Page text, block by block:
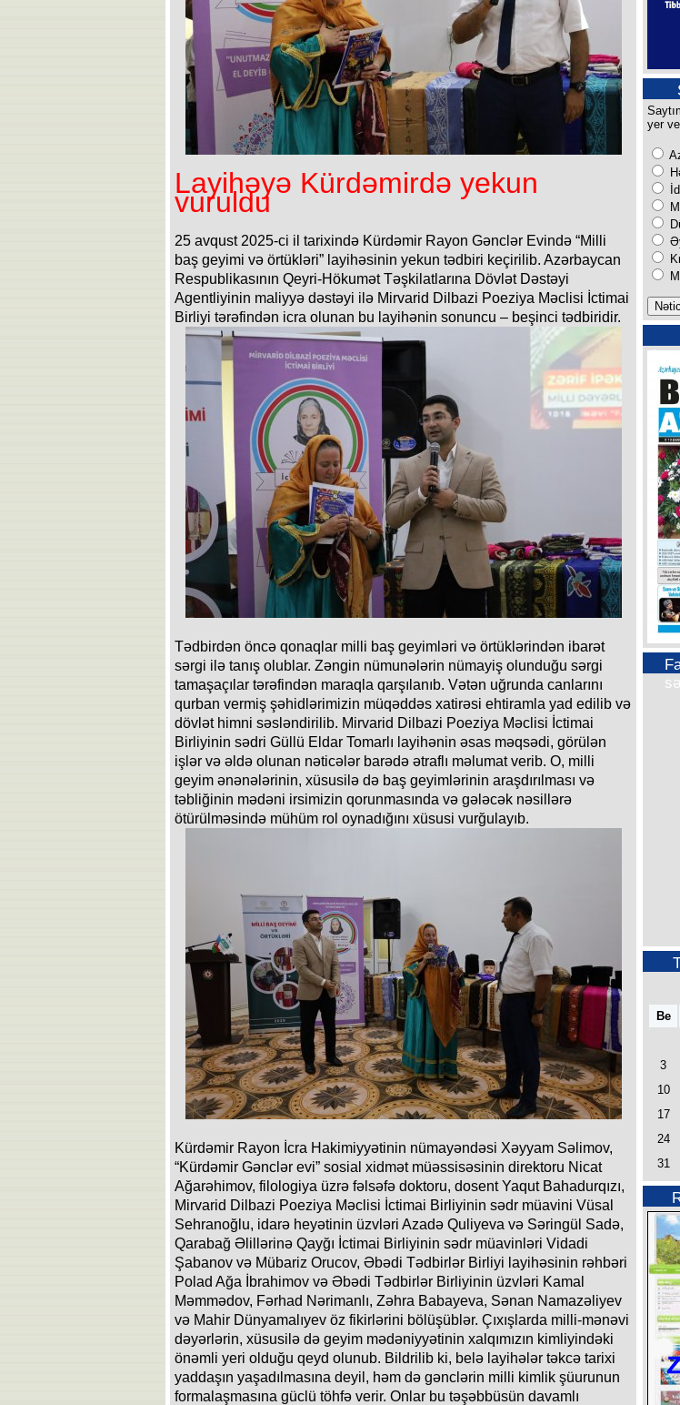
Layihəyə Kürdəmirdə yekun
vuruldu
25 avqust 2025-ci il tarixində Kürdəmir Rayon Gənclər Evində “Milli
baş geyimi və örtükləri” layihəsinin yekun tədbiri keçirilib. Azərbaycan
Respublikasının Qeyri-Hökumət Təşkilatlarına Dövlət Dəstəyi
Agentliyinin maliyyə dəstəyi ilə Mirvarid Dilbazi Poeziya Məclisi İctimai
Birliyi tərəfindən icra olunan bu layihənin sonuncu – beşinci tədbiridir.
Tədbirdən öncə qonaqlar milli baş geyimləri və örtüklərindən ibarət
sərgi ilə tanış olublar. Zəngin nümunələrin nümayiş olunduğu sərgi
tamaşaçılar tərəfindən maraqla qarşılanıb. Vətən uğrunda canlarını
qurban vermiş şəhidlərimizin müqəddəs xatirəsi ehtiramla yad edilib və
dövlət himni səsləndirilib. Mirvarid Dilbazi Poeziya Məclisi İctimai
Birliyinin sədri Güllü Eldar Tomarlı layihənin əsas məqsədi, görülən
işlər və əldə olunan nəticələr barədə ətraflı məlumat verib. O, milli
geyim ənənələrinin, xüsusilə də baş geyimlərinin araşdırılması və
təbliğinin mədəni irsimizin qorunmasında və gələcək nəsillərə
ötürülməsində mühüm rol oynadığını xüsusi vurğulayıb.
Kürdəmir Rayon İcra Hakimiyyətinin nümayəndəsi Xəyyam Səlimov,
“Kürdəmir Gənclər evi” sosial xidmət müəssisəsinin direktoru Nicat
Ağarəhimov, filologiya üzrə fəlsəfə doktoru, dosent Yaqut Bahadurqızı,
Mirvarid Dilbazi Poeziya Məclisi İctimai Birliyinin sədr müavini Vüsal
Sehranoğlu, idarə heyətinin üzvləri Azadə Quliyeva və Səringül Sadə,
Qarabağ Əlillərinə Qayğı İctimai Birliyinin sədr müavinləri Vidadi
Şabanov və Mübariz Orucov, Əbədi Tədbirlər Birliyi layihəsinin rəhbəri
Polad Ağa İbrahimov və Əbədi Tədbirlər Birliyinin üzvləri Kamal
Məmmədov, Fərhad Nərimanlı, Zəhra Babayeva, Sənan Namazəliyev
və Mahir Dünyamalıyev öz fikirlərini bölüşüblər. Çıxışlarda milli-mənəvi
dəyərlərin, xüsusilə də geyim mədəniyyətinin xalqımızın kimliyindəki
önəmli yeri olduğu qeyd olunub. Bildrilib ki, belə layihələr təkcə tarixi
yaddaşın yaşadılmasına deyil, həm də gənclərin milli kimlik şüurunun
formalaşmasına güclü töhfə verir. Onlar bu təşəbbüsün davamlı
yer
Be
3
10
17
24
31